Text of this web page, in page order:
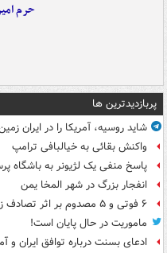
حرم
پربازدیدترین ها
شاید روسیه، آمریکا را در ایران
واکنش بقائی به خیالبافی ترامپ
پاسخ منفی یک لژیونر به باشگاه
انفجار بزرگ در شهر المخا یمن
۶ فوتی و ۵ مصدوم بر اثر تصادف زنجیره‌ای
ماموریت در حال پایان است!
ادعای بسنت درباره توافق ایران و